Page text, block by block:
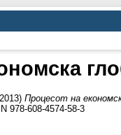
Процесот на
978-608-4574-58-3